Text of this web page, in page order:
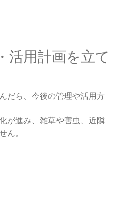
活用計画を立て
だら、今後の管理や活用方
が進み、雑草や害虫、近隣
ん。